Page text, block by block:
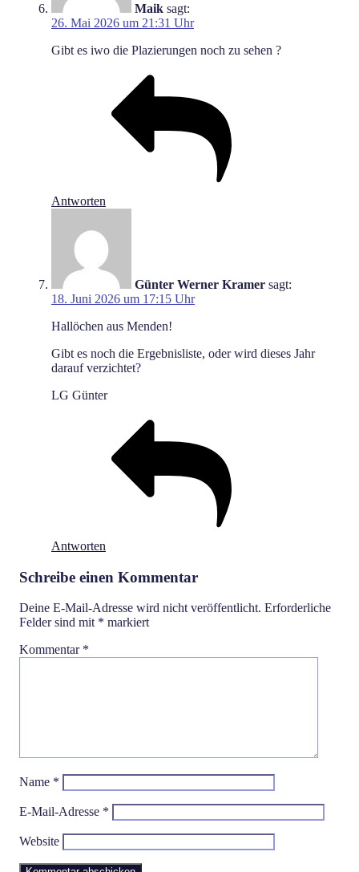
Maik sagt:
26. Mai 2026 um 21:31 Uhr
Gibt es iwo die Plazierungen noch zu sehen ?
Antworten
Günter Werner Kramer sagt:
18. Juni 2026 um 17:15 Uhr
Hallöchen aus Menden!
Gibt es noch die Ergebnisliste, oder wird dieses Jahr
darauf verzichtet?
LG Günter
Antworten
Schreibe einen Kommentar
Deine E-Mail-Adresse wird nicht veröffentlicht. Erforderliche
Felder sind mit * markiert
Kommentar *
Name *
E-Mail-Adresse *
Website